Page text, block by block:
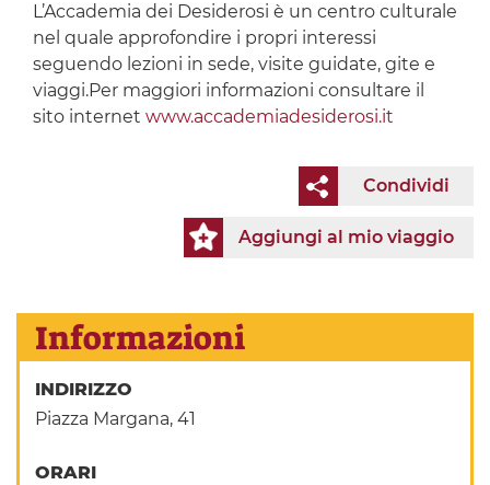
L’Accademia dei Desiderosi è un centro culturale
nel quale approfondire i propri interessi
seguendo lezioni in sede, visite guidate, gite e
viaggi.Per maggiori informazioni consultare il
sito internet www.accademiadesiderosi.it
Condividi
Aggiungi al mio viaggio
Informazioni
INDIRIZZO
Piazza Margana, 41
ORARI